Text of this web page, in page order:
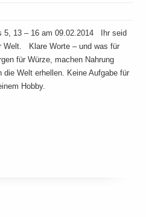
5, 13 – 16 am 09.02.2014 Ihr seid
Welt. Klare Worte – und was für
für Würze, machen Nahrung
die Welt erhellen. Keine Aufgabe für
Hobby.